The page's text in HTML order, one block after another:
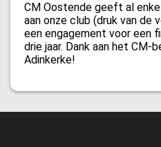
CM Oostende geeft al
aan onze club (druk van de
een engagement voor een
drie jaar. Dank aan het CM-
Adinkerke!